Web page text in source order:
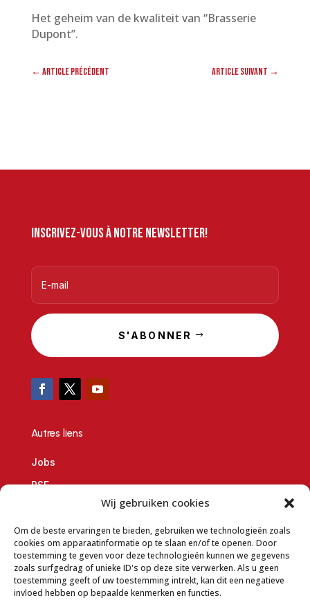
Wij gebruiken cookies
Om de beste ervaringen te bieden, gebruiken we technologieën zoals
cookies om apparaatinformatie op te slaan en/of te openen. Door
toestemming te geven voor deze technologieën kunnen we gegevens
zoals surfgedrag of unieke ID's op deze site verwerken. Als u geen
toestemming geeft of uw toestemming intrekt, kan dit een negatieve
invloed hebben op bepaalde kenmerken en functies.
Het geheim van de kwaliteit van “Brasserie
Dupont”.
← Article précédent Article suivant →
Inscrivez-vous à notre newsletter!
S'ABONNER
Autres liens
Jobs
RSE
Demande de partenariat
Données de l’entreprise
Conditions générales de vente en ligne
Charte vie privée
Conditions d’utilisation du site